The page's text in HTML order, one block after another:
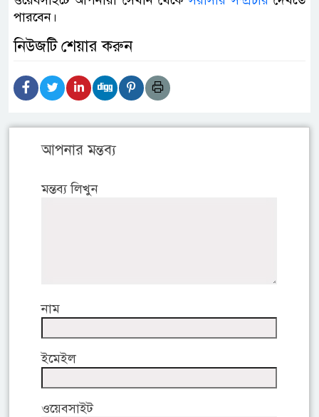
পারবেন।
নিউজটি শেয়ার করুন
আপনার মন্তব্য
মন্তব্য লিখুন
নাম
ইমেইল
ওয়েবসাইট